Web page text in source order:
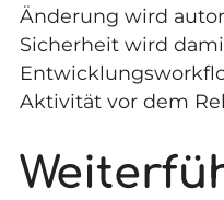
Änderung wird
Sicherheit wird
Aktivität vor dem